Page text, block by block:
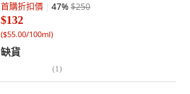
首購折扣價 47%$250
$132
($55.00/100ml)
缺貨
(1)